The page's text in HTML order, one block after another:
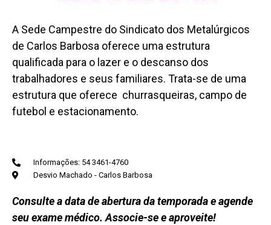
A Sede Campestre do Sindicato dos Metalúrgicos
de Carlos Barbosa oferece uma estrutura
qualificada para o lazer e o descanso dos
trabalhadores e seus familiares. Trata-se de uma
estrutura que oferece churrasqueiras, campo de
futebol e estacionamento.
Informações: 54 3461-4760
Desvio Machado - Carlos Barbosa
Consulte a data de abertura da temporada e agende
seu exame médico. Associe-se e aproveite!